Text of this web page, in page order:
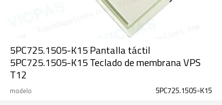
5PC725.1505-K15 Pantalla táctil
5PC725.1505-K15 Teclado de membrana VPS
T12
modelo 5PC725.1505-K15